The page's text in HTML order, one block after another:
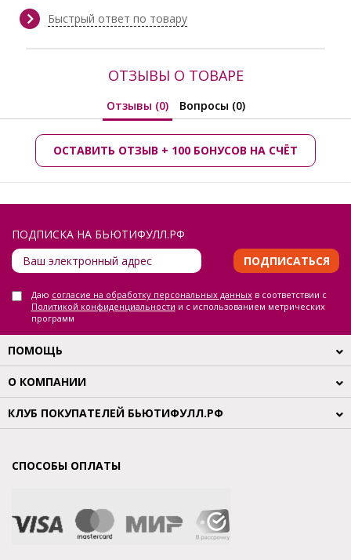
Сезон:
Весна/Лето, Лето
Производитель:
Быстрый ответ по товару
ОТЗЫВЫ О ТОВАРЕ
Отзывы (0) Вопросы (0)
ОСТАВИТЬ ОТЗЫВ + 100 БОНУСОВ НА СЧЁТ
ПОДПИСКА НА БЬЮТИФУЛЛ.РФ
ПОДПИСАТЬСЯ
Даю согласие на обработку персональных данныхв соответствии с
Политикой конфиденциальности и с использованием метрических
программ
ПОМОЩЬ
О КОМПАНИИ
КЛУБ ПОКУПАТЕЛЕЙ БЬЮТИФУЛЛ.РФ
СПОСОБЫ ОПЛАТЫ